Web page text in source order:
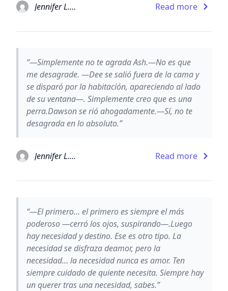
Jennifer L. Armentrout Read more
“—Simplemente no te agrada Ash.—No es que
me desagrade. —Dee se salió fuera de la cama y
se disparó por la habitación, apareciendo al lado
de su ventana—. Simplemente creo que es una
perra.Dawson se rió ahogadamente.—Sí, no te
desagrada en lo absoluto.”
Jennifer L. Armentrout Read more
“—El primero… el primero es siempre el más
poderoso —cerró los ojos, suspirando—.Luego
hay necesidad y destino. Ese es otro tipo. La
necesidad se disfraza deamor, pero la
necesidad… la necesidad nunca es amor. Ten
siempre cuidado de quiente necesita. Siempre hay
un querer tras una necesidad, sabes.”